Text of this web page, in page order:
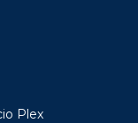
Plex